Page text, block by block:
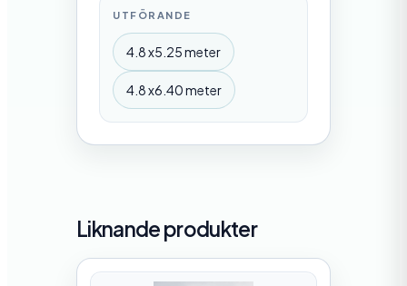
UTFÖRANDE
4.8 x5.25 meter
4.8 x6.40 meter
Liknande produkter